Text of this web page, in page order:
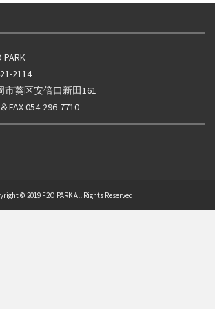
PARK
2114
市葵区安倍口新田161
FAX 054-296-7710
© 2019 F2O PARK All Rights Reserved.